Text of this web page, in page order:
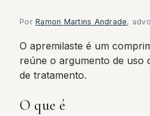
Por Ramon Martins Andrade,
O apremilaste é um
reúne o argumento de uso
de tratamento.
O que é